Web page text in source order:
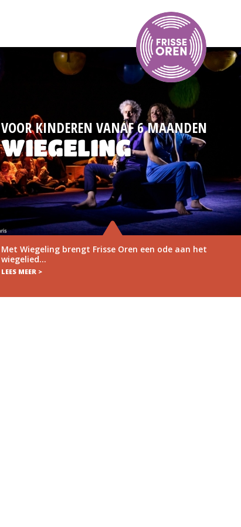
VOOR KINDEREN VANAF 6 MAANDEN
WIEGELING
Met Wiegeling brengt Frisse Oren een ode aan het
wiegelied...
LEES MEER >